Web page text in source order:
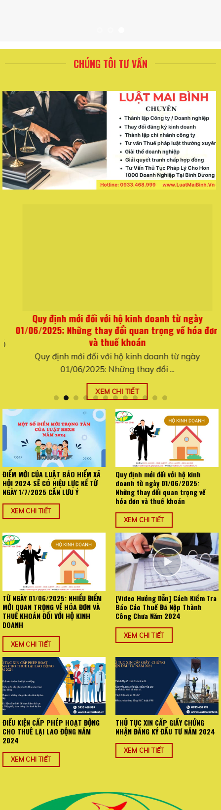
CHÚNG TÔI TƯ VẤN
Quy định mới đối với hộ kinh doanh từ ngày
01/06/2025: Những thay đổi quan trọng về hóa đơn
và thuế khoán
Quy định mới đối với hộ kinh doanh từ ngày
01/06/2025: Những thay đổi ...
XEM CHI TIẾT
ĐIỂM MỚI CỦA LUẬT BẢO HIỂM XÃ
HỘI 2024 SẼ CÓ HIỆU LỰC KỂ TỪ
NGÀY 1/7/2025 CẦN LƯU Ý
XEM CHI TIẾT
Quy định mới đối với hộ kinh
doanh từ ngày 01/06/2025:
Những thay đổi quan trọng về
hóa đơn và thuế khoán
XEM CHI TIẾT
TỪ NGÀY 01/06/2025: NHIỀU ĐIỂM
MỚI QUAN TRỌNG VỀ HÓA ĐƠN VÀ
THUẾ KHOÁN ĐỐI VỚI HỘ KINH
DOANH
XEM CHI TIẾT
[Video Hướng Dẫn] Cách Kiểm Tra
Báo Cáo Thuế Đã Nộp Thành
Công Chưa Năm 2024
XEM CHI TIẾT
ĐIỀU KIỆN CẤP PHÉP HOẠT ĐỘNG
CHO THUÊ LẠI LAO ĐỘNG NĂM
2024
XEM CHI TIẾT
THỦ TỤC XIN CẤP GIẤY CHỨNG
NHẬN ĐĂNG KÝ ĐẦU TƯ NĂM 2024
XEM CHI TIẾT